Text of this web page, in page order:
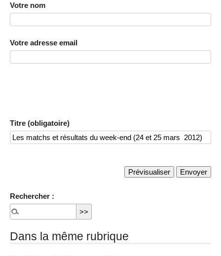
Votre nom
Votre adresse email
Titre (obligatoire)
Rechercher :
Dans la même rubrique